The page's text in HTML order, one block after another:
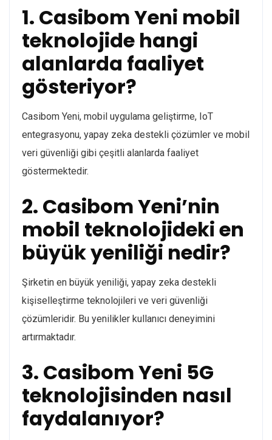
1. Casibom Yeni mobil
teknolojide hangi
alanlarda faaliyet
gösteriyor?
Casibom Yeni, mobil uygulama geliştirme, IoT
entegrasyonu, yapay zeka destekli çözümler ve mobil
veri güvenliği gibi çeşitli alanlarda faaliyet
göstermektedir.
2. Casibom Yeni’nin
mobil teknolojideki en
büyük yeniliği nedir?
Şirketin en büyük yeniliği, yapay zeka destekli
kişiselleştirme teknolojileri ve veri güvenliği
çözümleridir. Bu yenilikler kullanıcı deneyimini
artırmaktadır.
3. Casibom Yeni 5G
teknolojisinden nasıl
faydalanıyor?